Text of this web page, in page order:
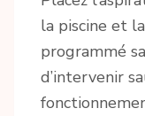
la piscine et
programmé
d’intervenir